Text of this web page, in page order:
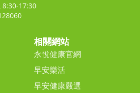
8:30-17:30
相關網站
永悅健康官網
早安樂活
早安健康嚴選